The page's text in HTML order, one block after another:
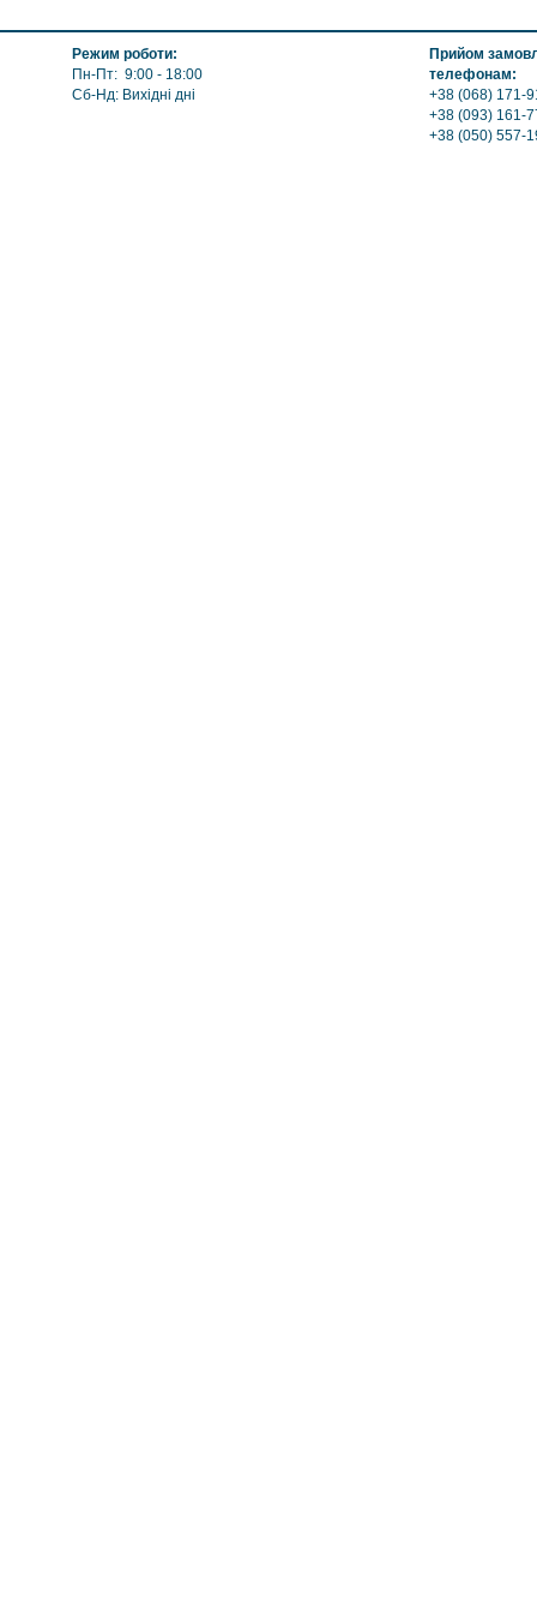
Режим роботи:
Пн-Пт: 9:00 - 18:00
Сб-Нд: Вихідні дні
Прийом
телефонам:
+38 (068) 171-
+38 (093) 161-
+38 (050) 557-